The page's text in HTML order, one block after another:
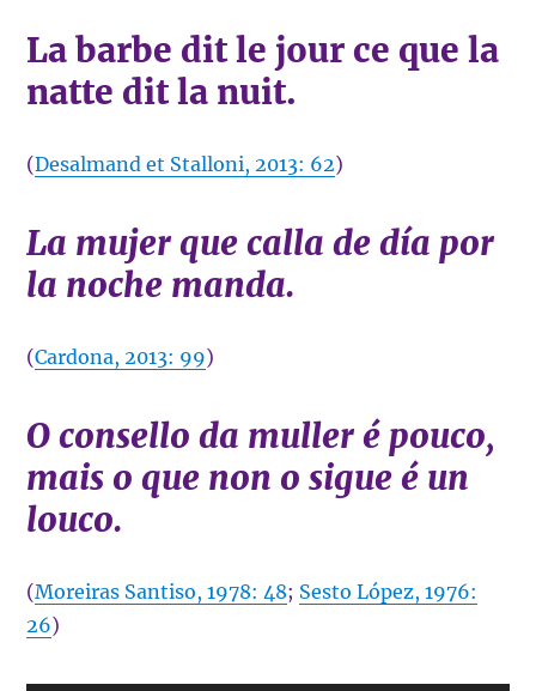
La barbe dit le jour ce que la
natte dit la nuit.
(Desalmand et Stalloni, 2013: 62)
La mujer que calla de día por
la noche manda.
(Cardona, 2013: 99)
O consello da muller é pouco,
mais o que non o sigue é un
louco.
(Moreiras Santiso, 1978: 48; Sesto López, 1976:
26)